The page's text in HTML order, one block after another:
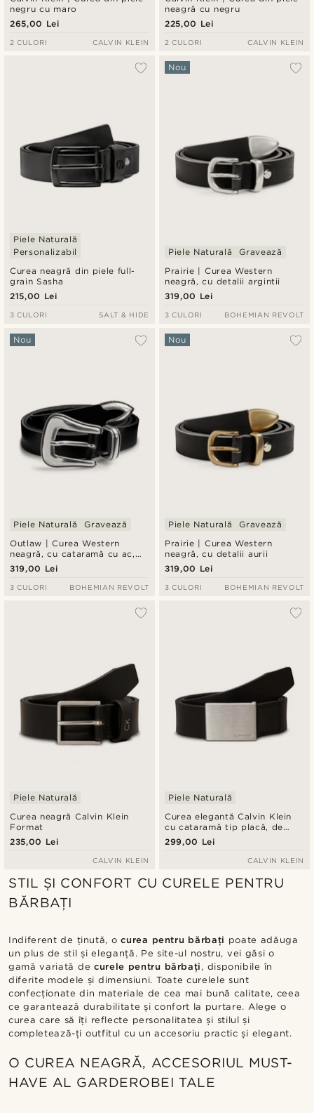
negru cu maro
265,00 Lei
2 CULORI CALVIN KLEIN
neagră cu negru
225,00 Lei
2 CULORI CALVIN KLEIN
Curea neagră din piele full-
grain Sasha
Piele Naturală
Personalizabil
215,00 Lei
3 CULORI SALT & HIDE
Prairie | Curea Western
neagră, cu detalii argintii
Nou
Piele Naturală Gravează
319,00 Lei
3 CULORI BOHEMIAN REVOLT
Outlaw | Curea Western
neagră, cu cataramă cu ac,
detalii argintii
Nou
Piele Naturală Gravează
319,00 Lei
3 CULORI BOHEMIAN REVOLT
Prairie | Curea Western
neagră, cu detalii aurii
Nou
Piele Naturală Gravează
319,00 Lei
3 CULORI BOHEMIAN REVOLT
Curea neagră Calvin Klein
Format
Piele Naturală
235,00 Lei
CALVIN KLEIN
Curea elegantă Calvin Klein
cu cataramă tip placă, de
culoare neagră
Piele Naturală
299,00 Lei
CALVIN KLEIN
STIL ȘI CONFORT CU CURELE PENTRU
BĂRBAȚI
Indiferent de ținută, ocurea pentru bărbați poate adăuga
un plus de stil și eleganță. Pe site-ul nostru, vei găsi o
gamă variată decurele pentru bărbați , disponibile în
diferite modele și dimensiuni. Toate curelele sunt
confecționate din materiale de cea mai bună calitate, ceea
ce garantează durabilitate și confort la purtare. Alege o
curea care să îți reflecte personalitatea și stilul și
completează-ți outfitul cu un accesoriu practic și elegant.
O CUREA NEAGRĂ, ACCESORIUL MUST-
HAVE AL GARDEROBEI TALE